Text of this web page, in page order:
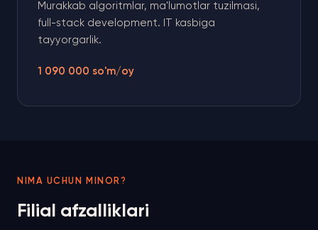
Murakkab algoritmlar, ma'lumotlar tuzilmasi,
full-stack development. IT kasbiga
tayyorgarlik.
1 090 000 so'm/oy
NIMA UCHUN MINOR?
Filial afzalliklari